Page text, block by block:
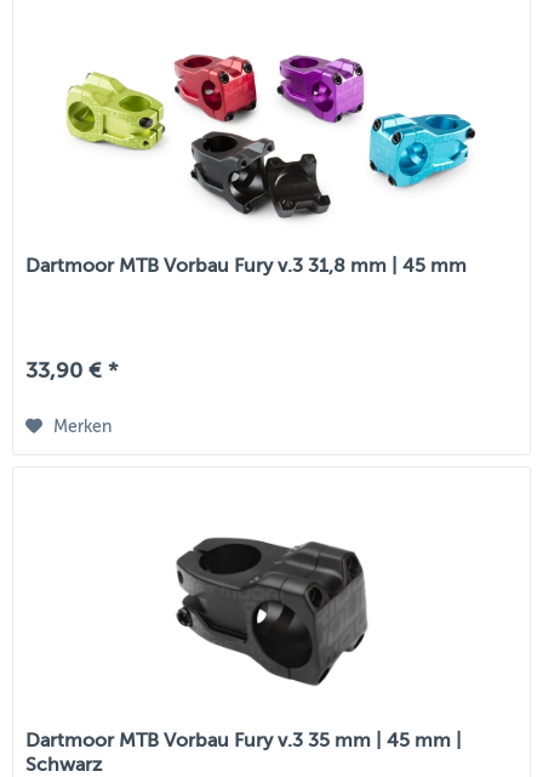
Dartmoor MTB Vorbau Fury v.3 31,8 mm | 45 mm
33,90 € *
Merken
Dartmoor MTB Vorbau Fury v.3 35 mm | 45 mm |
Schwarz